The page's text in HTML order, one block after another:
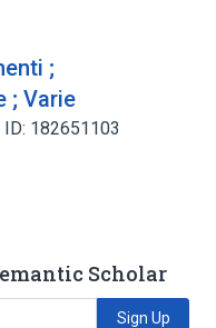
;
; Varie
ID: 182651103
Scholar
Sign Up